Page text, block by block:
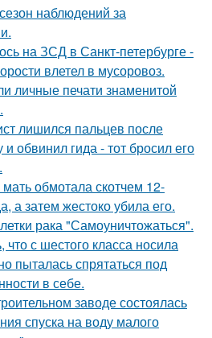
наблюдений за
на ЗСД в Санкт-петербурге -
влетел в мусоровоз.
личные печати знаменитой
лишился пальцев после
обвинил гида - тот бросил его
обмотала скотчем 12-
а затем жестоко убила его.
рака "Самоуничтожаться".
что с шестого класса носила
пыталась спрятаться под
в себе.
заводе состоялась
спуска на воду малого